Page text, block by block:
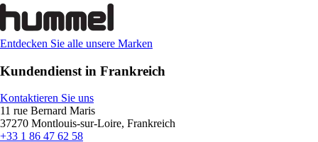
Entdecken Sie alle unsere Marken
Kundendienst in Frankreich
Kontaktieren Sie uns
11 rue Bernard Maris
37270 Montlouis-sur-Loire, Frankreich
+33 1 86 47 62 58